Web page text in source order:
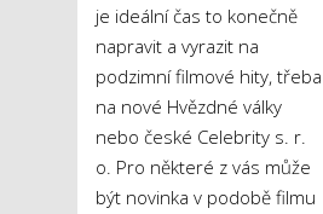
je ideální čas to konečně
napravit a vyrazit na
podzimní filmové hity, třeba
na nové Hvězdné války
nebo české Celebrity s. r.
o. Pro některé z vás může
být novinka v podobě filmu